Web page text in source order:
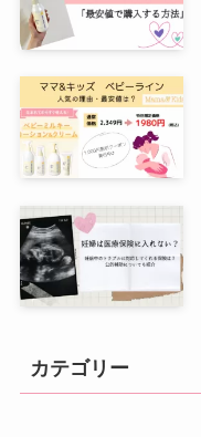
カテゴリー